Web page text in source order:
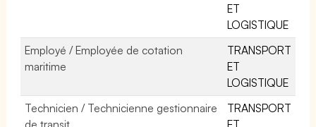
ET
LOGISTIQUE
Employé / Employée de cotation
maritime
TRANSPORT
ET
LOGISTIQUE
Technicien / Technicienne gestionnaire
de transit
TRANSPORT
ET